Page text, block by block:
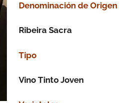
Denominación de Origen
Ribeira Sacra
Tipo
Vino Tinto Joven